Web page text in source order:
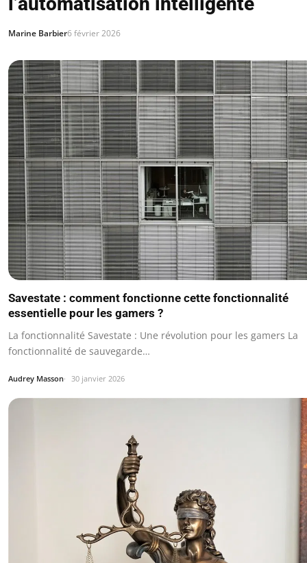
Marine Barbier6 février 2026
Savestate : comment fonctionne cette fonctionnalité
essentielle pour les gamers ?
La fonctionnalité Savestate : Une révolution pour les gamers La
fonctionnalité de sauvegarde…
Audrey Masson 30 janvier 2026